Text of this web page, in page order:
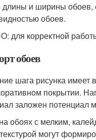
и ширины обоев,
обоев.
для корректной
обоев
шага рисунка имеет
покрытии.
заложен потенциал
обоях с мелким,
могут